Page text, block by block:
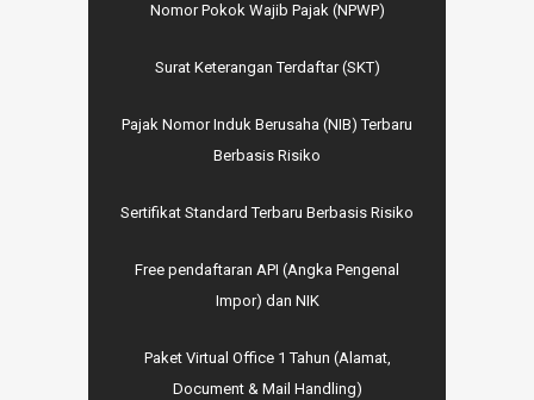
Nomor Pokok Wajib Pajak (NPWP)
Surat Keterangan Terdaftar (SKT)
Pajak Nomor Induk Berusaha (NIB) Terbaru
Berbasis Risiko
Sertifikat Standard Terbaru Berbasis Risiko
Free pendaftaran API (Angka Pengenal
Impor) dan NIK
Paket Virtual Office 1 Tahun (Alamat,
Document & Mail Handling)